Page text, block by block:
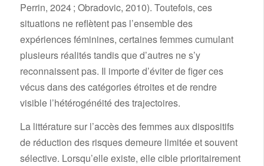
Perrin, 2024 ; Obradovic, 2010). Toutefois, ces
situations ne reflètent pas l’ensemble des
expériences féminines, certaines femmes cumulant
plusieurs réalités tandis que d’autres ne s’y
reconnaissent pas. Il importe d’éviter de figer ces
vécus dans des catégories étroites et de rendre
visible l’hétérogénéité des trajectoires.
La littérature sur l’accès des femmes aux dispositifs
de réduction des risques demeure limitée et souvent
sélective. Lorsqu’elle existe, elle cible prioritairement